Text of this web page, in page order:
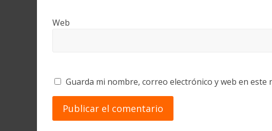
Web
Guarda mi nombre, correo electrónico y web en